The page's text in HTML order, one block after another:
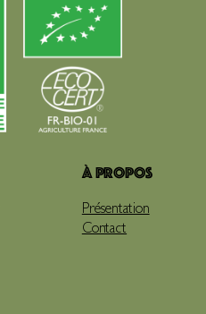
À propos
Présentation
Contact